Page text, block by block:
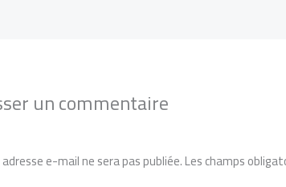
un commentaire
e-mail ne sera pas publiée.Les champs